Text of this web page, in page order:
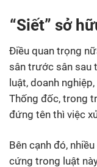
“Siết” sở
Điều quan trọng
sân trước sân sau
luật, doanh
Thống đốc, trong
đứng tên thì việc
Bên cạnh đó,
cứng trong luật